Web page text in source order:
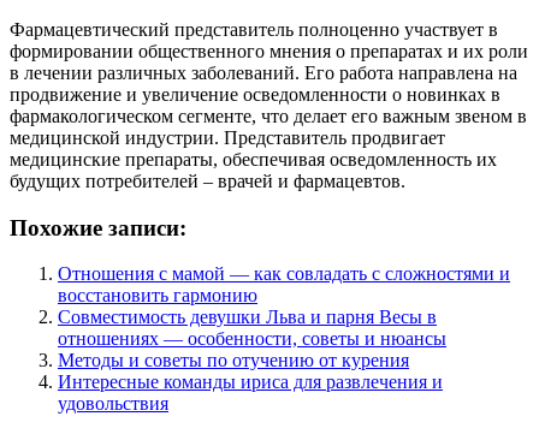
Фармацевтический представитель полноценно участвует в
формировании общественного мнения о препаратах и их роли
в лечении различных заболеваний. Его работа направлена на
продвижение и увеличение осведомленности о новинках в
фармакологическом сегменте, что делает его важным звеном в
медицинской индустрии. Представитель продвигает
медицинские препараты, обеспечивая осведомленность их
будущих потребителей – врачей и фармацевтов.
Похожие записи:
Отношения с мамой — как совладать с сложностями и
восстановить гармонию
Совместимость девушки Льва и парня Весы в
отношениях — особенности, советы и нюансы
Методы и советы по отучению от курения
Интересные команды ириса для развлечения и
удовольствия